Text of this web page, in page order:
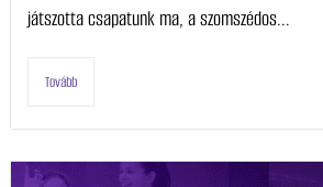
játszotta csapatunk ma, a szomszédos...
Tovább